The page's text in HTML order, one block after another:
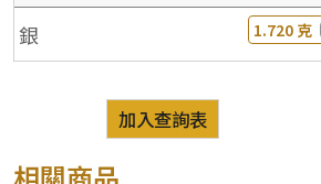
銀 1.720 克
加入查詢表